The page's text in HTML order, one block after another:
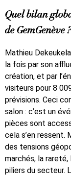
Quel bilan
de GemGenève ?
Mathieu
la fois par son
création, et par
visiteurs pour 8
prévisions. Ceci
salon : c’est un
pièces sont
cela s’en ressent.
des tensions
marchés, la
piliers du secteur.